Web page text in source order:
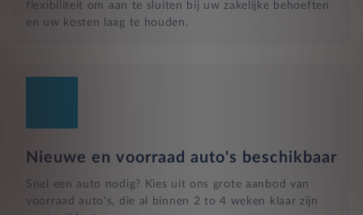
flexibiliteit om aan te sluiten bij uw zakelijke behoeften
en uw kosten laag te houden.
Nieuwe en voorraad auto's beschikbaar
Snel een auto nodig? Kies uit ons grote aanbod van
voorraad auto's, die al binnen 2 to 4 weken klaar zijn